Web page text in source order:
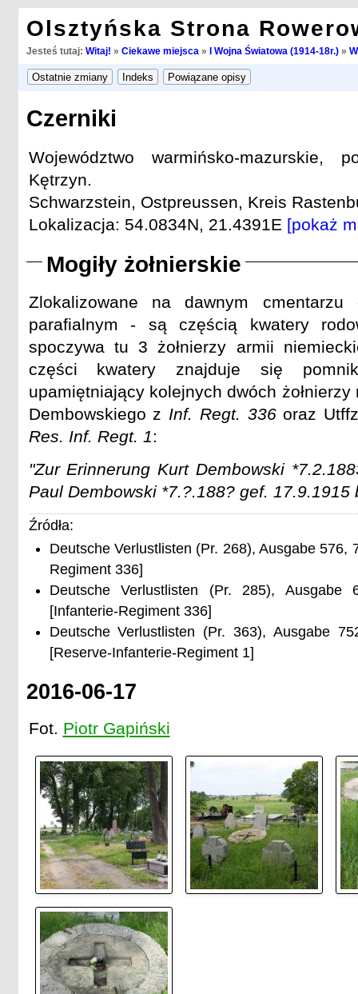
Olsztyńska Strona
Jesteś tutaj: Witaj! » Ciekawe miejsca » I Wojna Światowa (1914-18r.)»
Czerniki
Województwo warmińsko-mazurskie,
Kętrzyn.
Schwarzstein, Ostpreussen, Kreis
Lokalizacja: 54.0834N, 21.4391E [pokaż
Mogiły żołnierskie
Zlokalizowane na dawnym cmentarzu
parafialnym - są częścią kwatery
spoczywa tu 3 żołnierzy armii
części kwatery znajduje się
upamiętniający kolejnych dwóch
Dembowskiego z Inf. Regt. 336oraz
Res. Inf. Regt. 1:
"Zur Erinnerung Kurt Dembowski
Paul Dembowski *7.?.188? gef. 17.9.1915
Źródła:
Deutsche Verlustlisten (Pr. 268), Ausgabe 576,
Regiment 336]
Deutsche Verlustlisten (Pr. 285),
[Infanterie-Regiment 336]
Deutsche Verlustlisten (Pr. 363), Ausgabe
[Reserve-Infanterie-Regiment 1]
2016-06-17
Fot. Piotr Gapiński